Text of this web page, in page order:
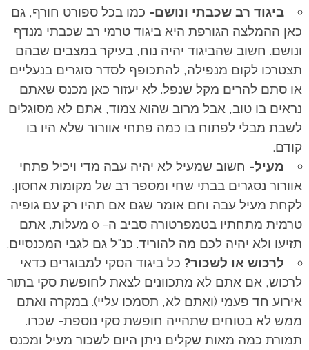
ביגוד רב שכבתי ונושם- כמו בכל ספורט חורף, גם
כאן ההמלצה הגורפת היא ביגוד טרמי רב שכבתי מנדף
ונושם. חשוב שהביגוד יהיה נוח, בעיקר במצבים שבהם
תצטרכו לקום מנפילה, להתכופף לסדר סוגרים בנעליים
או סתם להרים מקל שנפל. לא יעזור כאן מכנס שאתם
נראים בו טוב, אבל מרוב שהוא צמוד, אתם לא מסוגלים
לשבת מבלי לפתוח בו כמה פתחי אוורור שלא היו בו
קודם.
מעיל- חשוב שמעיל לא יהיה עבה מדי ויכיל פתחי
אוורור נסגרים בבתי שחי ומספר רב של מקומות אחסון.
לקחת מעיל עבה וחם אומר שגם אם תהיו רק עם גופיה
טרמית מתחתיו בטמפרטורה סביב ה- 0 מעלות, אתם
תזיעו ולא יהיה לכם מה להוריד. כנ"ל גם לגבי המכנסיים.
לרכוש או לשכור? כל ביגוד הסקי למבוגרים כדאי
לרכוש, אם אתם לא מתכוונים לצאת לחופשת סקי בתור
אירוע חד פעמי (ואתם לא, תסמכו עליי). במקרה ואתם
ממש לא בטוחים שתהייה חופשת סקי נוספת- שכרו.
תמורת כמה מאות שקלים ניתן היום לשכור מעיל ומכנס